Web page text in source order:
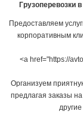
Грузоперевозки
Предоставляем
корпоративным
<a href="https://
Организуем
предлагая заказы